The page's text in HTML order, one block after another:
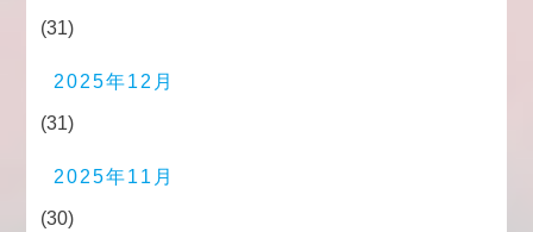
(31)
2025年12月
(31)
2025年11月
(30)